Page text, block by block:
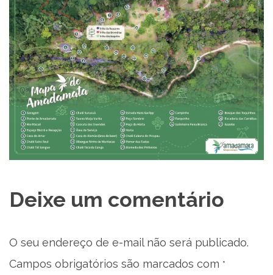
Deixe um comentário
O seu endereço de e-mail não será publicado.
Campos obrigatórios são marcados com *